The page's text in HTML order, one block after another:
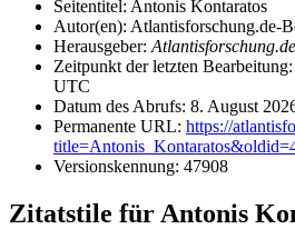
Seitentitel: Antonis Kontaratos
Autor(en): Atlantisforschung.de-
Herausgeber: Atlantisforschung.de,
Zeitpunkt der letzten
UTC
Datum des Abrufs: 8. August
Permanente URL: https://
Versionskennung: 47908
Zitatstile für Antonis